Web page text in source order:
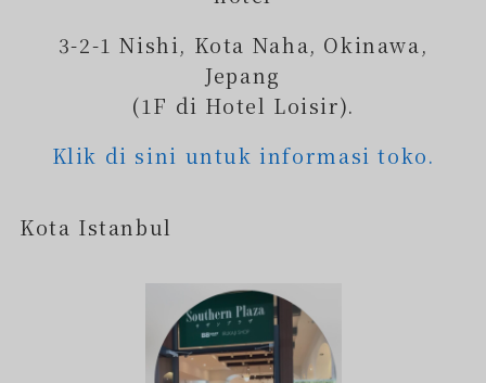
3-2-1 Nishi, Kota Naha, Okinawa,
Jepang
(1F di Hotel Loisir).
Klik di sini untuk informasi toko.
Kota Istanbul